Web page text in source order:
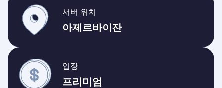
서버 위치
아제르바이잔
입장
프리미엄